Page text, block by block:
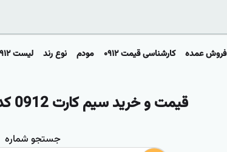
فروش عمده کارشناسی قیمت ۰۹۱۲ مودم نوع رند لیست ۰۹۱۲
قیمت و خرید سیم کارت 0912 کد 2 (لیست قیمت روز)
جستجو شماره